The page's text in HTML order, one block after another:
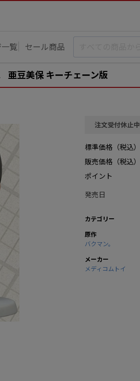
覧 セール商品
亜豆美保 キーチェーン版
注文受付休止中
標準価格（税込）
販売価格（税込）
ポイント
発売日
カテゴリー
原作
バクマン。
メーカー
メディコムトイ